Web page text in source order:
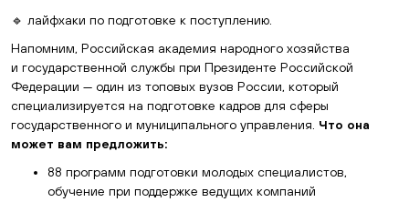
🔹 лайфхаки по подготовке к поступлению.
Напомним, Российская академия народного хозяйства
и государственной службы при Президенте Российской
Федерации — один из топовых вузов России, который
специализируется на подготовке кадров для сферы
государственного и муниципального управления. Что она
может вам предложить:
88 программ подготовки молодых специалистов,
обучение при поддержке ведущих компаний